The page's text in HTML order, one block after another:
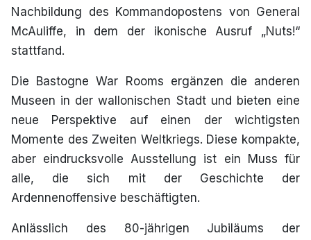
Nachbildung des Kommandopostens von General
McAuliffe, in dem der ikonische Ausruf „Nuts!“
stattfand.
Die Bastogne War Rooms ergänzen die anderen
Museen in der wallonischen Stadt und bieten eine
neue Perspektive auf einen der wichtigsten
Momente des Zweiten Weltkriegs. Diese kompakte,
aber eindrucksvolle Ausstellung ist ein Muss für
alle, die sich mit der Geschichte der
Ardennenoffensive beschäftigten.
Anlässlich des 80-jährigen Jubiläums der